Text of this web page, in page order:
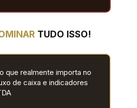
TUDO ISSO!
que realmente importa no
de caixa e indicadores